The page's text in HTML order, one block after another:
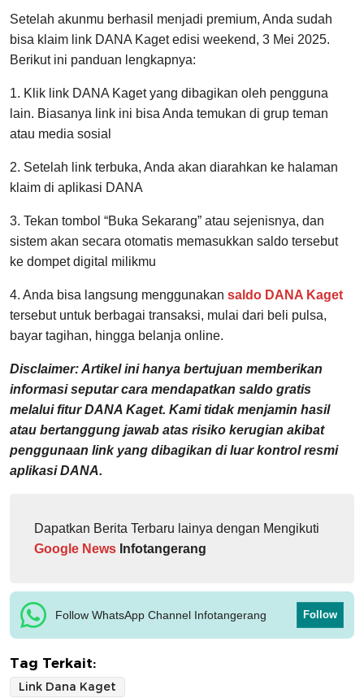
Setelah akunmu berhasil menjadi premium, Anda sudah
bisa klaim link DANA Kaget edisi weekend, 3 Mei 2025.
Berikut ini panduan lengkapnya:
1. Klik link DANA Kaget yang dibagikan oleh pengguna
lain. Biasanya link ini bisa Anda temukan di grup teman
atau media sosial
2. Setelah link terbuka, Anda akan diarahkan ke halaman
klaim di aplikasi DANA
3. Tekan tombol “Buka Sekarang” atau sejenisnya, dan
sistem akan secara otomatis memasukkan saldo tersebut
ke dompet digital milikmu
4. Anda bisa langsung menggunakan saldo DANA Kaget
tersebut untuk berbagai transaksi, mulai dari beli pulsa,
bayar tagihan, hingga belanja online.
Disclaimer: Artikel ini hanya bertujuan memberikan
informasi seputar cara mendapatkan saldo gratis
melalui fitur DANA Kaget. Kami tidak menjamin hasil
atau bertanggung jawab atas risiko kerugian akibat
penggunaan link yang dibagikan di luar kontrol resmi
aplikasi DANA.
Dapatkan Berita Terbaru lainya dengan Mengikuti
Google News Infotangerang
Follow WhatsApp Channel Infotangerang Follow
Tag Terkait:
Link Dana Kaget